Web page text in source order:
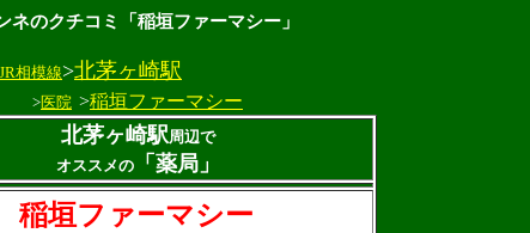
ネのクチコミ「稲垣ファーマシー」
JR相模線>北茅ヶ崎駅
>医院 >稲垣ファーマシー
北茅ヶ崎駅周辺で
オススメの「薬局」
稲垣ファーマシー